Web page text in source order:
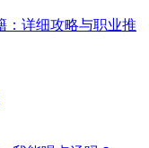
：详细攻略与职业推